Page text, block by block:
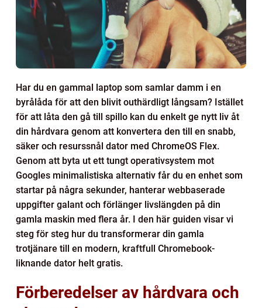
Har du en gammal laptop som samlar damm i en
byrålåda för att den blivit outhärdligt långsam? Istället
för att låta den gå till spillo kan du enkelt ge nytt liv åt
din hårdvara genom att konvertera den till en snabb,
säker och resurssnål dator med ChromeOS Flex.
Genom att byta ut ett tungt operativsystem mot
Googles minimalistiska alternativ får du en enhet som
startar på några sekunder, hanterar webbaserade
uppgifter galant och förlänger livslängden på din
gamla maskin med flera år. I den här guiden visar vi
steg för steg hur du transformerar din gamla
trotjänare till en modern, kraftfull Chromebook-
liknande dator helt gratis.
Förberedelser av hårdvara och